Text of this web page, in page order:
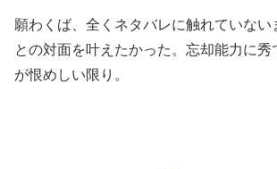
願わくば、全くネタバレに触れていない
との対面を叶えたかった。忘却能力に秀
が恨めしい限り。